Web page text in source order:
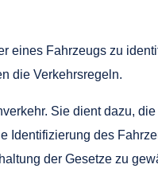
eines Fahrzeugs zu
die Verkehrsregeln.
Sie dient dazu,
Identifizierung des
der Gesetze zu